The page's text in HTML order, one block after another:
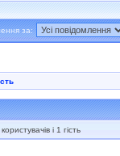
за:
і 1 гість